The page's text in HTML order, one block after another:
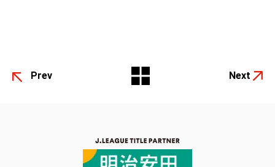
Prev Next